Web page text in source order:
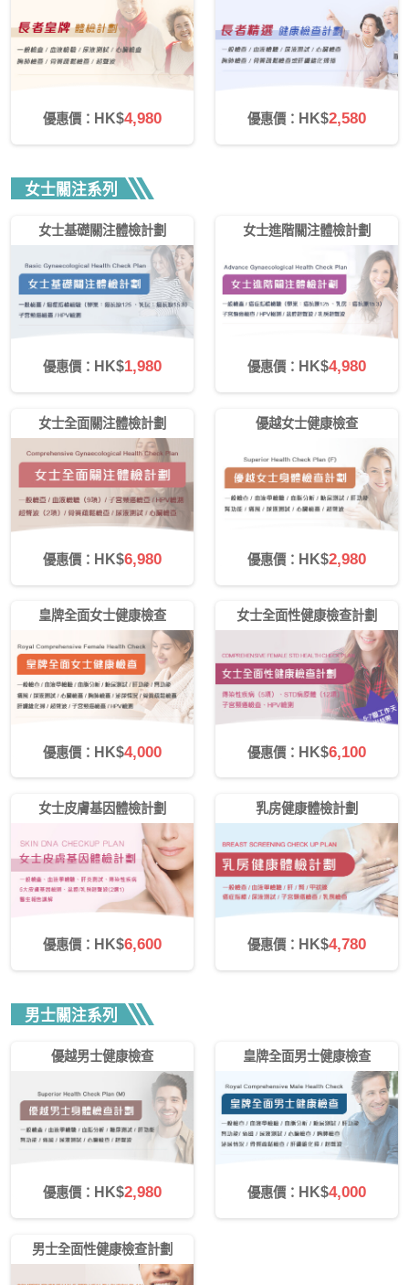
優惠價： HK$4,980 優惠價： HK$2,580
女士關注系列
女士基礎關注體檢計劃
優惠價： HK$1,980
女士進階關注體檢計劃
優惠價： HK$4,980
女士全面關注體檢計劃
優惠價： HK$6,980
優越女士健康檢查
優惠價： HK$2,980
皇牌全面女士健康檢查
優惠價： HK$4,000
女士全面性健康檢查計劃
優惠價： HK$6,100
女士皮膚基因體檢計劃
優惠價： HK$6,600
乳房健康體檢計劃
優惠價： HK$4,780
男士關注系列
優越男士健康檢查
優惠價： HK$2,980
皇牌全面男士健康檢查
優惠價： HK$4,000
男士全面性健康檢查計劃